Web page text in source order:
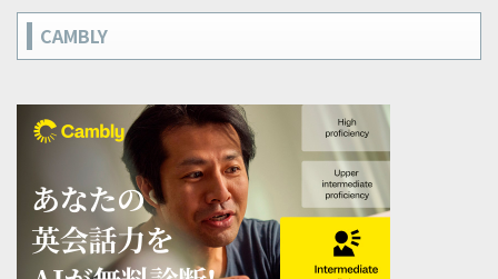
CAMBLY